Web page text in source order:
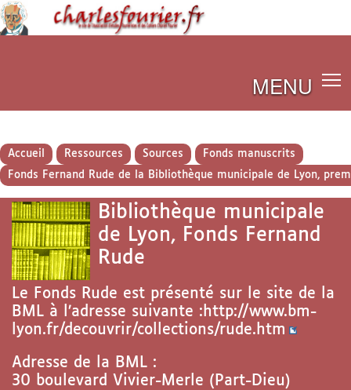
MENU
Accueil Ressources Sources
Fonds manuscrits
Fonds Fernand Rude de la Bibliothèque municipale de Lyon,
Bibliothèque municipale
de Lyon, Fonds Fernand
Rude
Le Fonds Rude est présenté sur le site de la
BML à l’adresse suivante : http://www.bm-
lyon.fr/decouvrir/collections/rude.htm
Adresse de la BML :
30 boulevard Vivier-Merle (Part-Dieu)